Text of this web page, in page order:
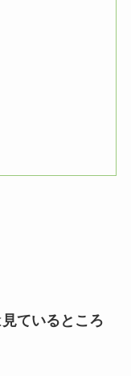
見ているところ